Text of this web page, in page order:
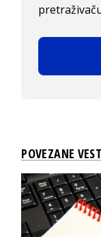
POVEZANE